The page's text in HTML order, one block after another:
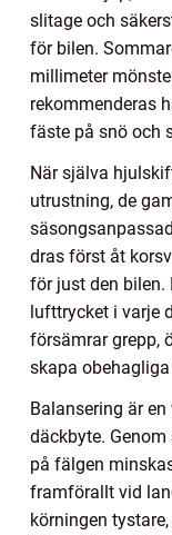
slitage och
för bilen.
millimeter
rekommenderas
fäste på snö och
När själva
utrustning, de
dras först åt
för just den bilen.
lufttrycket i varje
försämrar grepp,
skapa
Balansering är
däckbyte.
på fälgen
framförallt vid
körningen